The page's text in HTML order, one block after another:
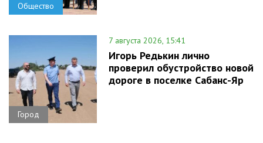
Общество
Город
7 августа 2026, 15:41
Игорь Редькин лично
проверил обустройство новой
дороге в поселке Сабанс-Яр